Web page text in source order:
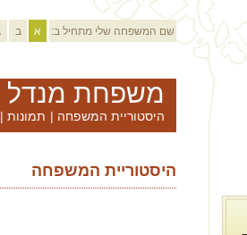
שם המשפחה שלי מתחיל ב: א ב
משפחת מנדל
היסטוריית המשפחה | תמונות |
היסטוריית המשפחה